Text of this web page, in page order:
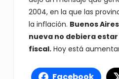
2004, en la que las
la inflación. Buenos
nueva no debiera
fiscal.Hoy está
Facebook